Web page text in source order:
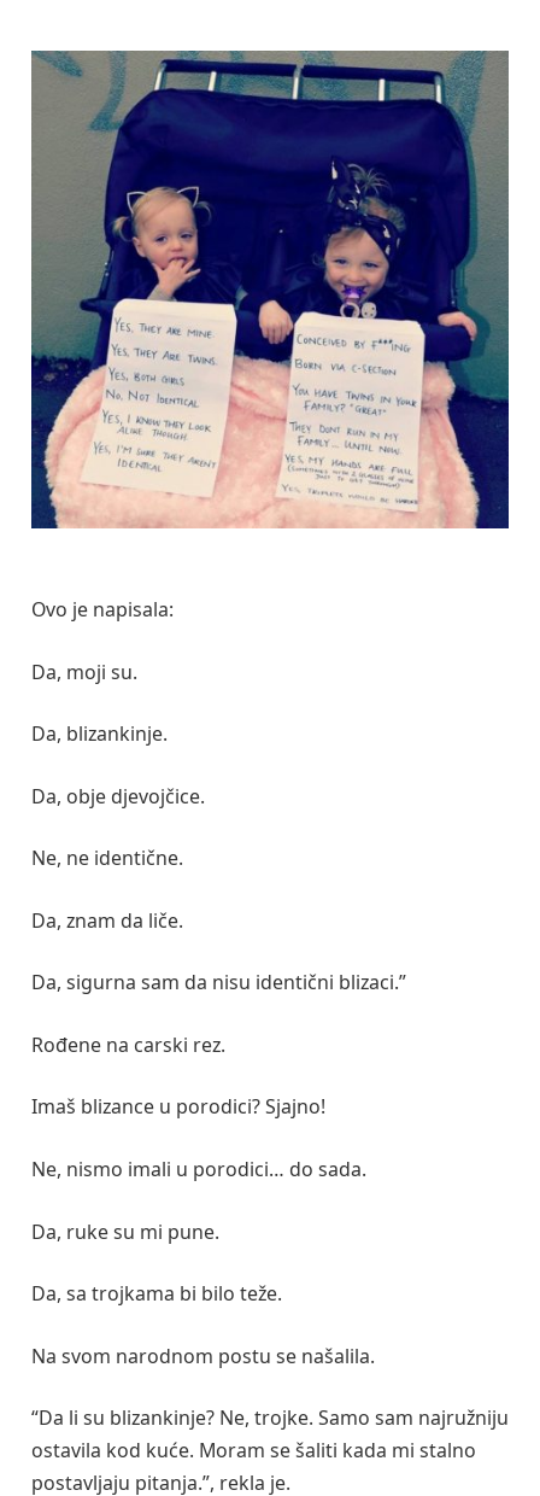
Ovo je napisala:
Da, moji su.
Da, blizankinje.
Da, obje djevojčice.
Ne, ne identične.
Da, znam da liče.
Da, sigurna sam da nisu identični blizaci.”
Rođene na carski rez.
Imaš blizance u porodici? Sjajno!
Ne, nismo imali u porodici… do sada.
Da, ruke su mi pune.
Da, sa trojkama bi bilo teže.
Na svom narodnom postu se našalila.
“Da li su blizankinje? Ne, trojke. Samo sam najružniju
ostavila kod kuće. Moram se šaliti kada mi stalno
postavljaju pitanja.”, rekla je.